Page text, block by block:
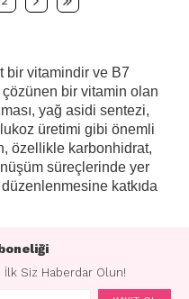
bir vitamindir ve B7
bir vitamin olan
yağ asidi sentezi,
üretimi gibi önemli
özellikle karbonhidrat,
süreçlerinde yer
katkıda
biotin alımının,
bir görünüm
katkıda
Siz Haberdar Olun!